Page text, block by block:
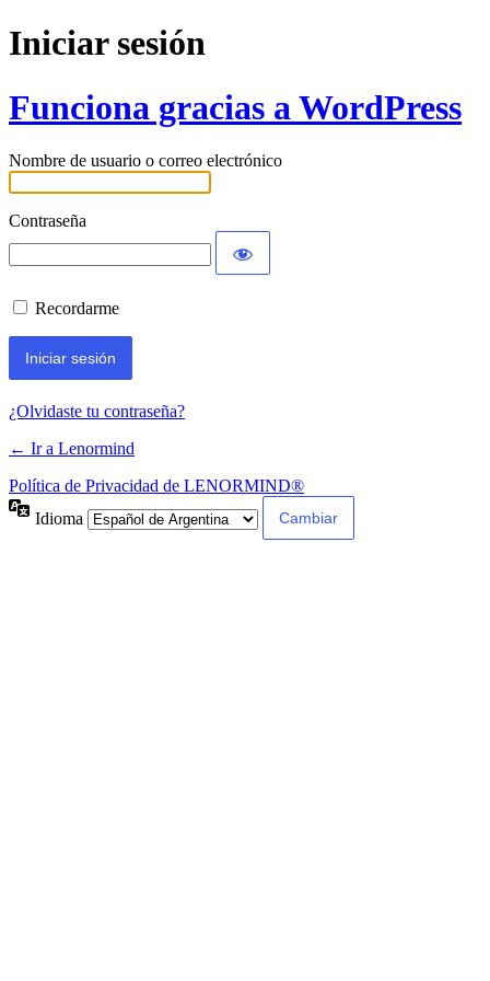
Iniciar sesión
Funciona gracias a WordPress
Nombre de usuario o correo electrónico
Contraseña
Recordarme
¿Olvidaste tu contraseña?
← Ir a Lenormind
Política de Privacidad de LENORMIND®
Idioma